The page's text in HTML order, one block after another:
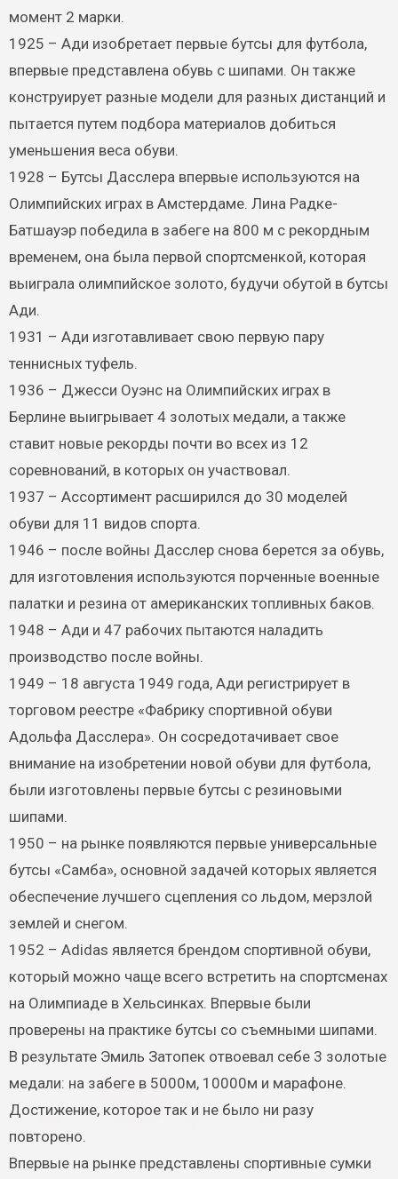
момент 2 марки.
1925 – Ади изобретает первые бутсы для футбола,
впервые представлена обувь с шипами. Он также
конструирует разные модели для разных дистанций и
пытается путем подбора материалов добиться
уменьшения веса обуви.
1928 – Бутсы Дасслера впервые используются на
Олимпийских играх в Амстердаме. Лина Радке-
Батшауэр победила в забеге на 800 м с рекордным
временем, она была первой спортсменкой, которая
выиграла олимпийское золото, будучи обутой в бутсы
Ади.
1931 – Ади изготавливает свою первую пару
теннисных туфель.
1936 – Джесси Оуэнс на Олимпийских играх в
Берлине выигрывает 4 золотых медали, а также
ставит новые рекорды почти во всех из 12
соревнований, в которых он участвовал.
1937 – Ассортимент расширился до 30 моделей
обуви для 11 видов спорта.
1946 – после войны Дасслер снова берется за обувь,
для изготовления используются порченные военные
палатки и резина от американских топливных баков.
1948 – Ади и 47 рабочих пытаются наладить
производство после войны.
1949 – 18 августа 1949 года, Ади регистрирует в
торговом реестре «Фабрику спортивной обуви
Адольфа Дасслера». Он сосредотачивает свое
внимание на изобретении новой обуви для футбола,
были изготовлены первые бутсы с резиновыми
шипами.
1950 – на рынке появляются первые универсальные
бутсы «Самба», основной задачей которых является
обеспечение лучшего сцепления со льдом, мерзлой
землей и снегом.
1952 – Adidas является брендом спортивной обуви,
который можно чаще всего встретить на спортсменах
на Олимпиаде в Хельсинках. Впервые были
проверены на практике бутсы со съемными шипами.
В результате Эмиль Затопек отвоевал себе 3 золотые
медали: на забеге в 5000м, 10000м и марафоне.
Достижение, которое так и не было ни разу
повторено.
Впервые на рынке представлены спортивные сумки